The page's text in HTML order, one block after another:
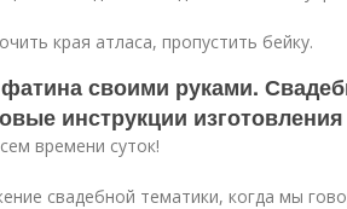
края атласа, пропустить бейку.
своими руками.
инструкции изготовления
времени суток!
свадебной тематики, когда мы